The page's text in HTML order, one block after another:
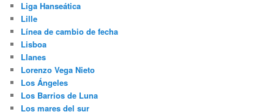
Liga Hanseática
Lille
Línea de cambio de fecha
Lisboa
Llanes
Lorenzo Vega Nieto
Los Ángeles
Los Barrios de Luna
Los mares del sur